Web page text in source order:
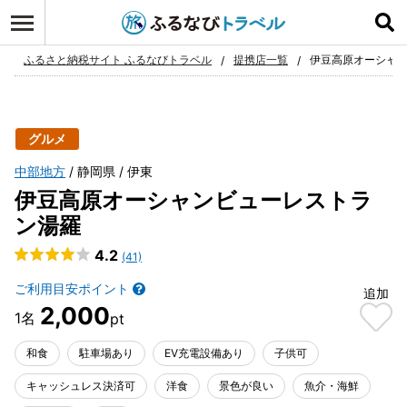
お気に入り
ふるさと納税サイト ふるなびトラベル 提携店一覧 伊豆高原オーシャ
グルメ
中部地方 静岡県 伊東
伊豆高原オーシャンビューレストラ
ン湯羅
4.2 (41)
ご利用目安ポイント
2,000
追加
和食 駐車場あり EV充電設備あり 子供可
キャッシュレス決済可 洋食 景色が良い 魚介・海鮮